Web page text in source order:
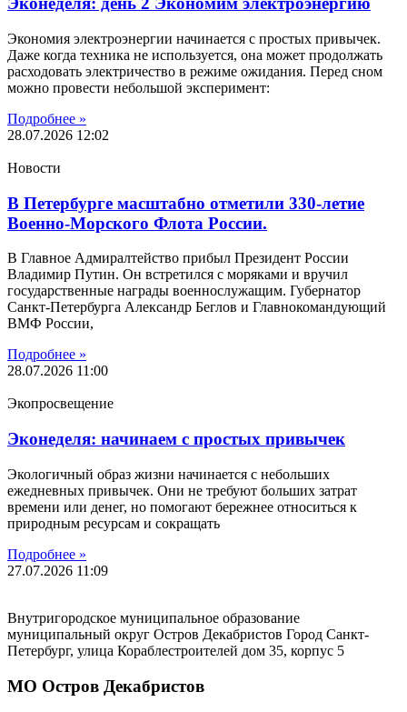
Экономия электроэнергии начинается с простых привычек.
Даже когда техника не используется, она может продолжать
расходовать электричество в режиме ожидания. Перед сном
можно провести небольшой эксперимент:
Подробнее »
28.07.2026 12:02
Новости
В Петербурге масштабно отметили 330-летие
Военно-Морского Флота России.
В Главное Адмиралтейство прибыл Президент России
Владимир Путин. Он встретился с моряками и вручил
государственные награды военнослужащим. Губернатор
Санкт-Петербурга Александр Беглов и Главнокомандующий
ВМФ России,
Подробнее »
28.07.2026 11:00
Экопросвещение
Эконеделя: начинаем с простых привычек
Экологичный образ жизни начинается с небольших
ежедневных привычек. Они не требуют больших затрат
времени или денег, но помогают бережнее относиться к
природным ресурсам и сокращать
Подробнее »
27.07.2026 11:09
Внутригородское муниципальное образование
муниципальный округ Остров Декабристов Город Санкт-
Петербург, улица Кораблестроителей дом 35, корпус 5
МО Остров Декабристов